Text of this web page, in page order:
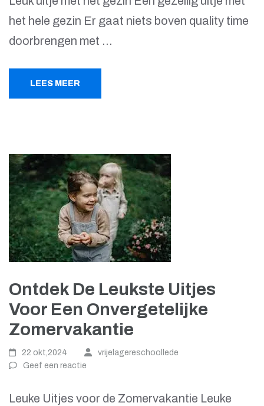
het hele gezin Er gaat niets boven quality time
doorbrengen met …
LEES MEER
Ontdek De Leukste Uitjes
Voor Een Onvergetelijke
Zomervakantie
22 okt,2024
vrijelagereschoollede
Geef een reactie
Leuke Uitjes voor de Zomervakantie Leuke